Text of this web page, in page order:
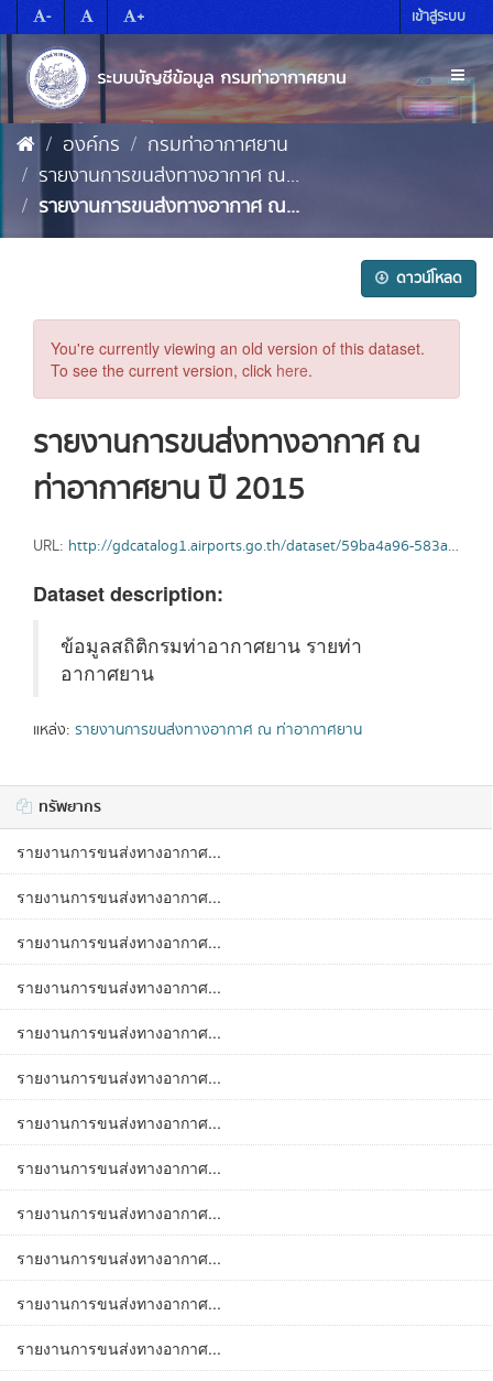
to
content
- + เข้าสู่ระบบ
องค์กร
กรมท่าอากาศยาน
รายงานการขนส่งทางอากาศ ณ...
รายงานการขนส่งทางอากาศ ณ...
ดาวน์โหลด
You're currently viewing an old version of this dataset.
To see the current version, click here.
รายงานการขนส่งทางอากาศ ณ
ท่าอากาศยาน ปี 2015
URL: http://gdcatalog1.airports.go.th/dataset/59ba4a96-583a-4c0a-bea7-445bdc7209d6/resource/1ed6eeed-77a6-4860-811a-0d2342c82191/download/2015.xlsx
Dataset description:
ข้อมูลสถิติกรมท่าอากาศยาน รายท่า
อากาศยาน
แหล่ง: รายงานการขนส่งทางอากาศ ณ ท่าอากาศยาน
ทรัพยากร
รายงานการขนส่งทางอากาศ...
รายงานการขนส่งทางอากาศ...
รายงานการขนส่งทางอากาศ...
รายงานการขนส่งทางอากาศ...
รายงานการขนส่งทางอากาศ...
รายงานการขนส่งทางอากาศ...
รายงานการขนส่งทางอากาศ...
รายงานการขนส่งทางอากาศ...
รายงานการขนส่งทางอากาศ...
รายงานการขนส่งทางอากาศ...
รายงานการขนส่งทางอากาศ...
รายงานการขนส่งทางอากาศ...